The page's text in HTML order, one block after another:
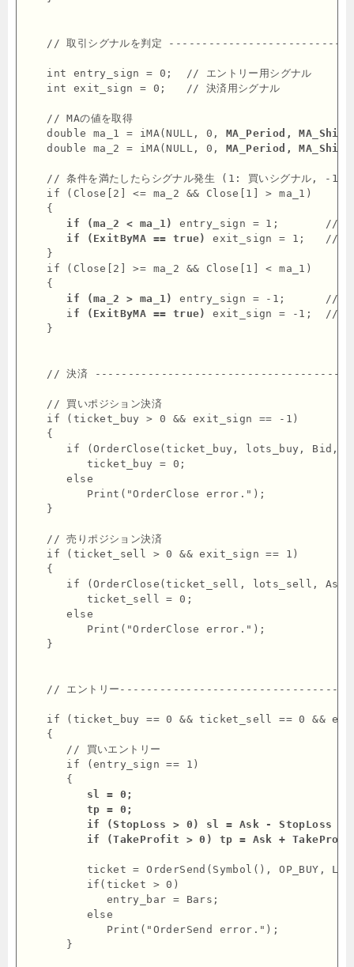
// 取引シグナルを判定
   int entry_sign = 0;  // エントリー用シグナル
   int exit_sign = 0;   // 決済用シグナル
   // MAの値を取得
   double ma_1 = iMA(NULL, 0,
MA_Period,
   double ma_2 = iMA(NULL, 0,
MA_Period,
// 条件を満たしたらシグナル発生 (1: 買いシグナル, -1:
   if (Close[2] <= ma_2 && Close[1] > ma_1)
   {
if (ma_2 < ma_1)
entry_sign = 1;       // MAが上
if (ExitByMA == true)
exit_sign = 1;   //
   }
   if (Close[2] >= ma_2 && Close[1] < ma_1)
   {
if (ma_2 > ma_1)
entry_sign = -1;      // MAが下
      i
f (ExitByMA == true)
exit_sign = -1;  //
   }
// 決済
   // 買いポジション決済
   if (ticket_buy > 0 && exit_sign == -1)
   {
if (OrderClose(ticket_buy, lots_buy, Bid,
         ticket_buy = 0;
      else
         Print("OrderClose error.");
   }
   // 売りポジション決済
   if (ticket_sell > 0 && exit_sign == 1)
   {
if (OrderClose(ticket_sell, lots_sell,
         ticket_sell = 0;
      else
         Print("OrderClose error.");
   }
// エントリー
if (ticket_buy == 0 && ticket_sell == 0 &&
   {
      // 買いエントリー
      if (entry_sign == 1)
      {
         sl = 0;
         tp = 0;
if (StopLoss > 0) sl = Ask - StopLoss *
if (TakeProfit > 0) tp = Ask +
ticket = OrderSend(Symbol(), OP_BUY,
         if(ticket > 0)
            entry_bar = Bars;
         else
            Print("OrderSend error.");
      }